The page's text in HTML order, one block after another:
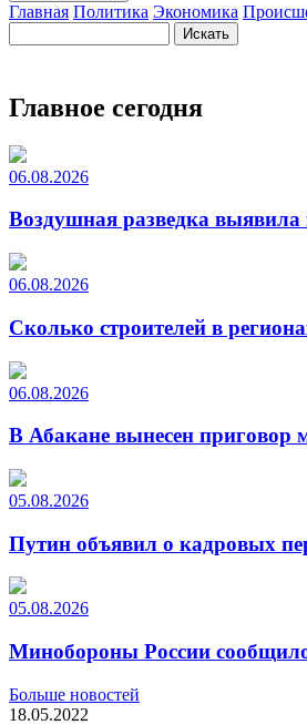
Главная Политика Экономика
Главное сегодня
06.08.2026
Воздушная разведка выявила
06.08.2026
Сколько строителей в
06.08.2026
В Абакане вынесен
05.08.2026
Путин объявил о кадровых
05.08.2026
Минобороны России
Больше новостей
18.05.2022